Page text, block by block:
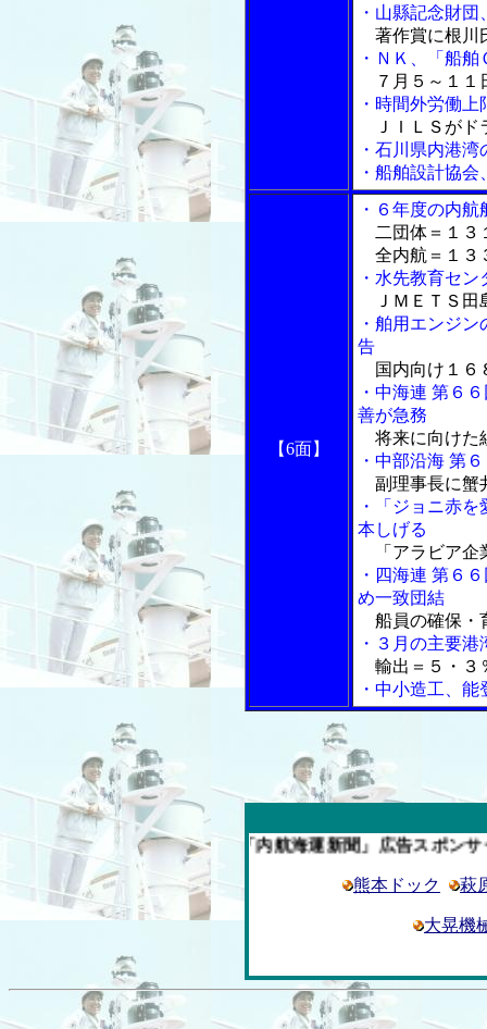
・山縣記念財
著作賞に根川
・ＮＫ、「船
７月５～１１
・時間外労働
ＪＩＬＳがド
・石川県内港
・船舶設計協
【6面】
・６年度の内
二団体＝１３
全内航＝１３
・水先教育セ
ＪＭＥＴＳ田
・舶用エンジ
告
国内向け１６
・中海連 第６
善が急務
将来に向けた
・中部沿海 第
副理事長に蟹
・「ジョニ赤
本しげる
「アラビア企
・四海連 第６
め一致団結
船員の確保・
・３月の主要
輸出＝５・３
・中小造工、
今週の「内航海運新聞」広告スポンサー企業
熊本ドック 萩
大晃機